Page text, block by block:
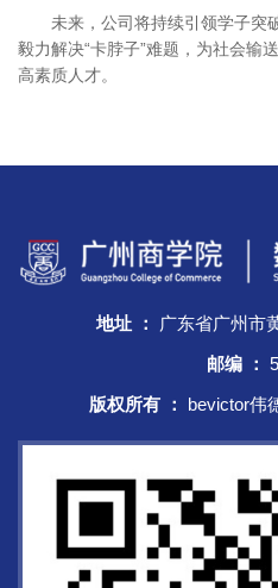
未来，公司将持续引领学子突
毅力解决“卡脖子”难题，为社会输
高素质人才。
地址 ：
广东省广州市
邮编 ：
版权所有 ：
bevictor伟